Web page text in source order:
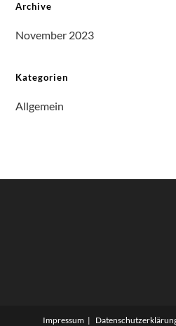
Archive
November 2023
Kategorien
Allgemein
Impressum